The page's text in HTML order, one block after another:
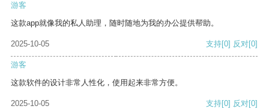
游客
这款app就像我的私人助理，随时随地为我的办公提供帮助。
2025-10-05 支持[0] 反对[0]
游客
这款软件的设计非常人性化，使用起来非常方便。
2025-10-05 支持[0] 反对[0]